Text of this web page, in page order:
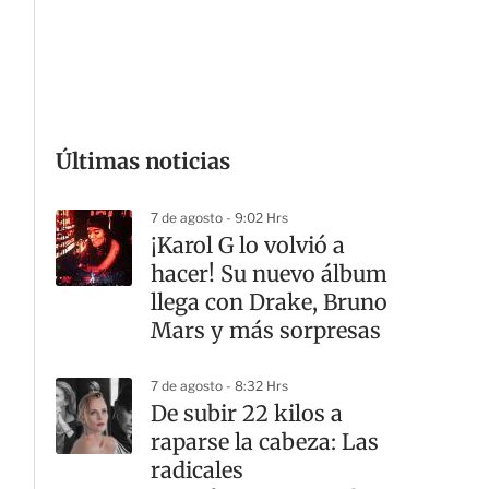
Últimas noticias
7 de agosto - 9:02 Hrs
¡Karol G lo volvió a
hacer! Su nuevo álbum
llega con Drake, Bruno
Mars y más sorpresas
7 de agosto - 8:32 Hrs
De subir 22 kilos a
raparse la cabeza: Las
radicales